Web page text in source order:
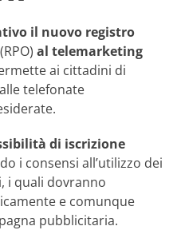
il nuovo registro
(RPO) al telemarketing
ai cittadini di
telefonate
di iscrizione
i consensi all’utilizzo dei
i quali dovranno
e comunque
pubblicitaria.